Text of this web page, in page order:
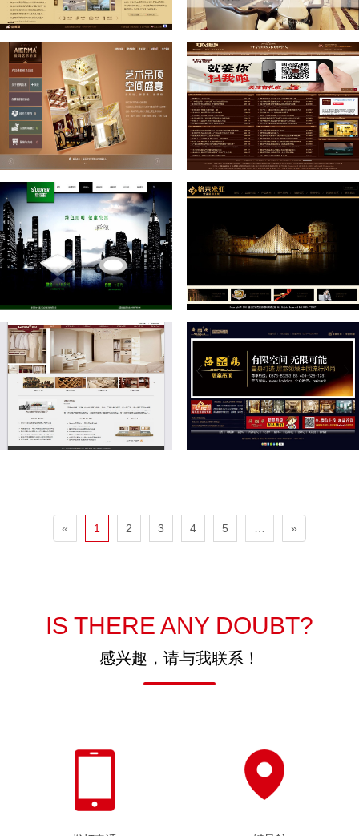
名王集成吊顶 凯蘭家居集成吊顶
爱玛艺术吊顶 时代1+1吊顶
星绿源LED 格来米亚家居吊顶
« 1 2 3 4 5 »
IS THERE ANY DOUBT?
感兴趣，请与我联系！